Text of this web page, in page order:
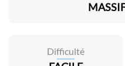
Difficulté